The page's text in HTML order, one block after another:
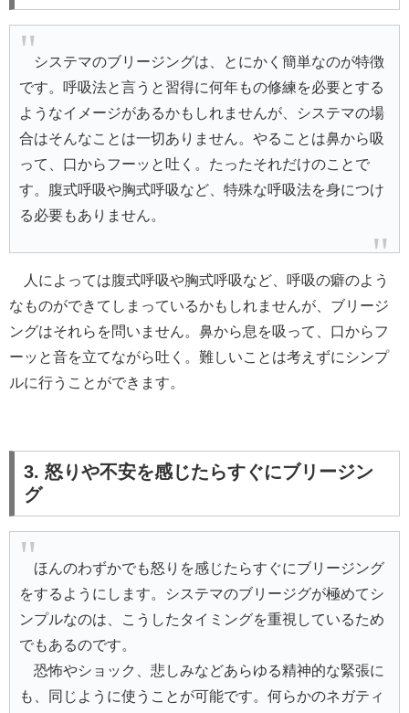
システマのブリージングは、とにかく簡単なのが特徴
です。呼吸法と言うと習得に何年もの修練を必要とする
ようなイメージがあるかもしれませんが、システマの場
合はそんなことは一切ありません。やることは鼻から吸
って、口からフーッと吐く。たったそれだけのことで
す。腹式呼吸や胸式呼吸など、特殊な呼吸法を身につけ
る必要もありません。
人によっては腹式呼吸や胸式呼吸など、呼吸の癖のよう
なものができてしまっているかもしれませんが、ブリージ
ングはそれらを問いません。鼻から息を吸って、口からフ
ーッと音を立てながら吐く。難しいことは考えずにシンプ
ルに行うことができます。
3. 怒りや不安を感じたらすぐにブリージン
グ
ほんのわずかでも怒りを感じたらすぐにブリージング
をするようにします。システマのブリージグが極めてシ
ンプルなのは、こうしたタイミングを重視しているため
でもあるのです。
恐怖やショック、悲しみなどあらゆる精神的な緊張に
も、同じように使うことが可能です。何らかのネガティ